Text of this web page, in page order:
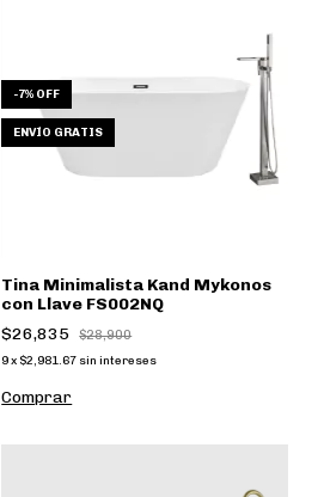
-7% OFF
ENVÍO GRATIS
Tina Minimalista Kand Mykonos
con Llave FS002NQ
$26,835
$28,900
9x $2,981.67 sin intereses
Comprar